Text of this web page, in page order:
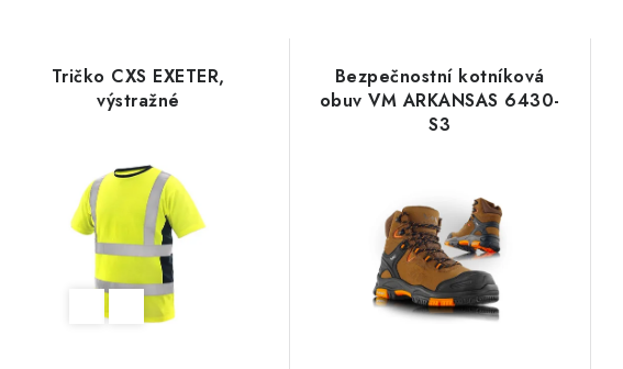
Tričko CXS EXETER,
výstražné
Bezpečnostní kotníková
obuv VM ARKANSAS 6430-
S3